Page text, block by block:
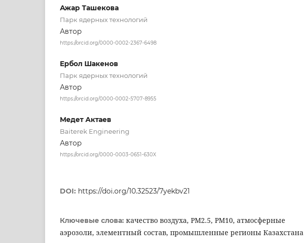
Ажар Ташекова
Парк ядерных технологий
Автор
https://orcid.org/0000-0002-2367-6498
Ербол Шакенов
Парк ядерных технологий
Автор
https://orcid.org/0000-0002-5707-8955
Медет Актаев
Baiterek Engineering
Автор
https://orcid.org/0000-0003-0651-630X
DOI: https://doi.org/10.32523/7yekbv21
Ключевые слова: качество воздуха, PM2.5, PM10, атмосферные
аэрозоли, элементный состав, промышленные регионы Казахстана